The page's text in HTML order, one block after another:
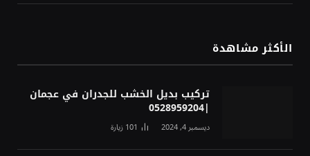
الأكثر مشاهدة
تركيب بديل الخشب للجدران في عجمان
|0528959204
ديسمبر 4, 2024 101زيارة